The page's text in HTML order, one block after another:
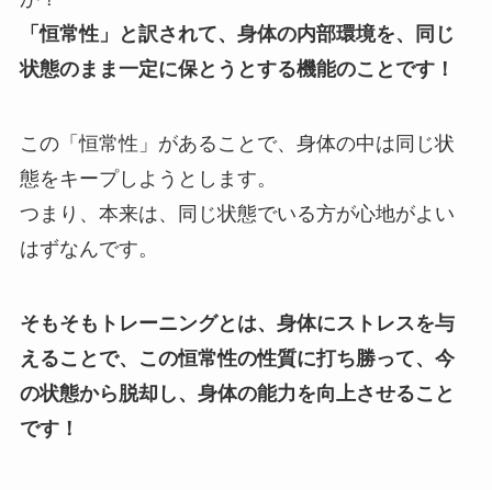
「恒常性」と訳されて、身体の内部環境を、同じ
状態のまま一定に保とうとする機能のことです！
この「恒常性」があることで、身体の中は同じ状
態をキープしようとします。
つまり、本来は、同じ状態でいる方が心地がよい
はずなんです。
そもそもトレーニングとは、身体にストレスを与
えることで、この恒常性の性質に打ち勝って、今
の状態から脱却し、身体の能力を向上させること
です！